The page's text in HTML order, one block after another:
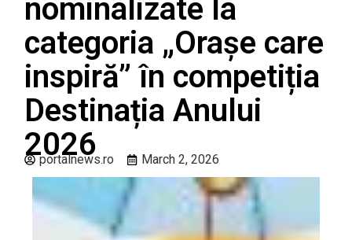
nominalizate la
categoria „Orașe care
inspiră” în competiția
Destinația Anului
2026
portalnews.ro March 2, 2026